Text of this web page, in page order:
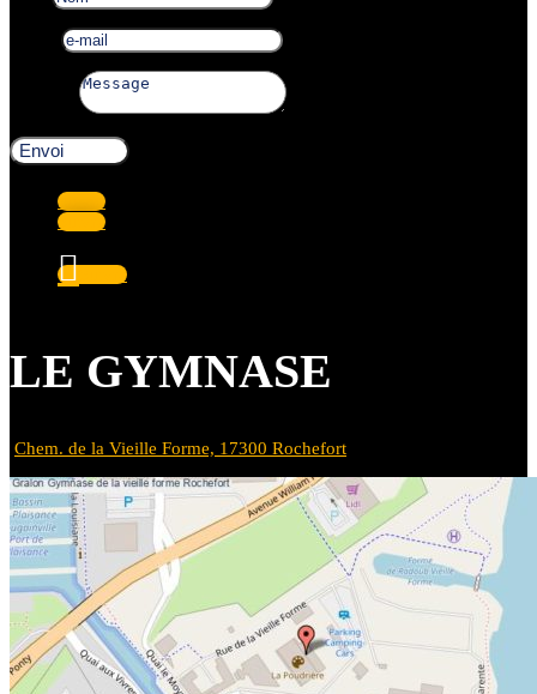
Envoi
Suivre
Suivre
Suivre
LE GYMNASE
Chem. de la Vieille Forme, 17300 Rochefort